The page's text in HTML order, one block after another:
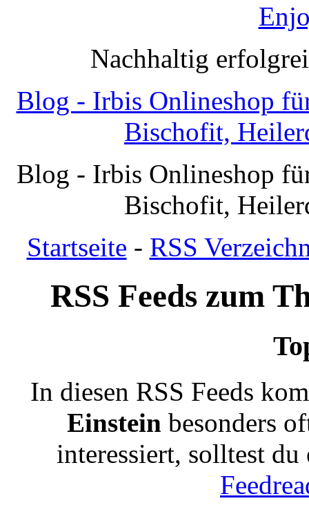
Nachhaltig
Blog - Irbis Onlineshop
Bischofit,
Blog - Irbis Onlineshop
Bischofit,
Startseite - RSS
RSS Feeds zum
In diesen RSS Feeds
Einstein besonders
interessiert, solltest du